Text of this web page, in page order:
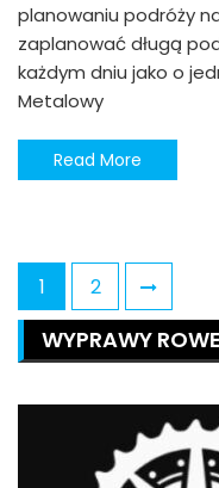
planowaniu podróży
zaplanować długą
każdym dniu jako o
Metalowy
Read More
Nawigacja
po
wpisach
1 2
WYPRAWY